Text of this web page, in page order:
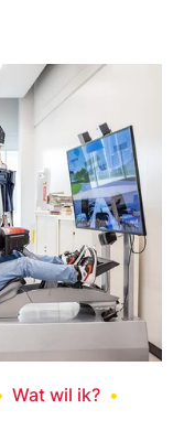
Wat wil ik?